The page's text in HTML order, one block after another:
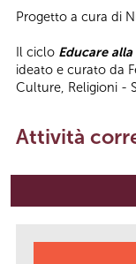
Progetto a cura di
Il ciclo Educare
ideato e curato da
Culture, Religioni -
Attività